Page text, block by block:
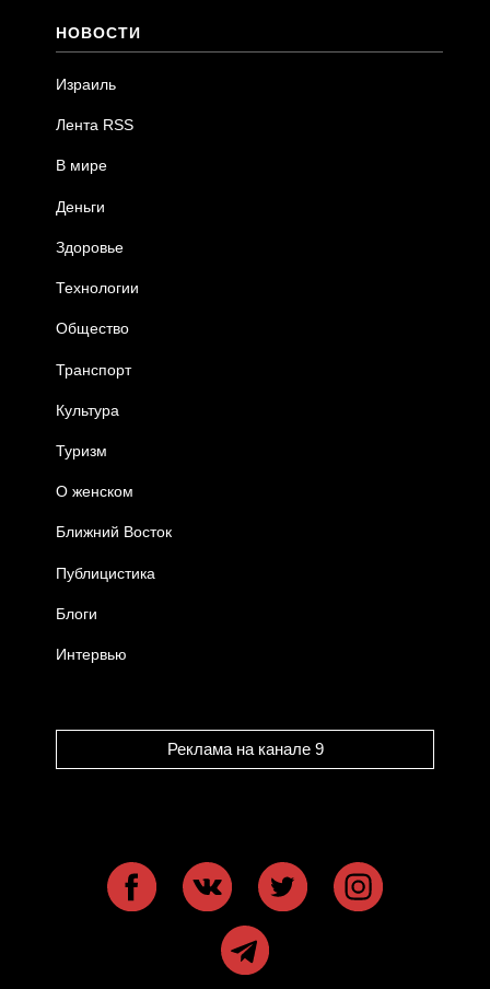
НОВОСТИ
Израиль
Лента RSS
В мире
Деньги
Здоровье
Технологии
Общество
Транспорт
Культура
Туризм
О женском
Ближний Восток
Публицистика
Блоги
Интервью
Реклама на канале 9